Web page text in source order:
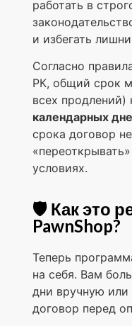
работать в
и избегать
Согласно
РК, общий срок
всех
календарных
срока договор
условиях.
🛡️ Как это
PawnShop?
Теперь
на себя. Вам
дни вручную
договор перед